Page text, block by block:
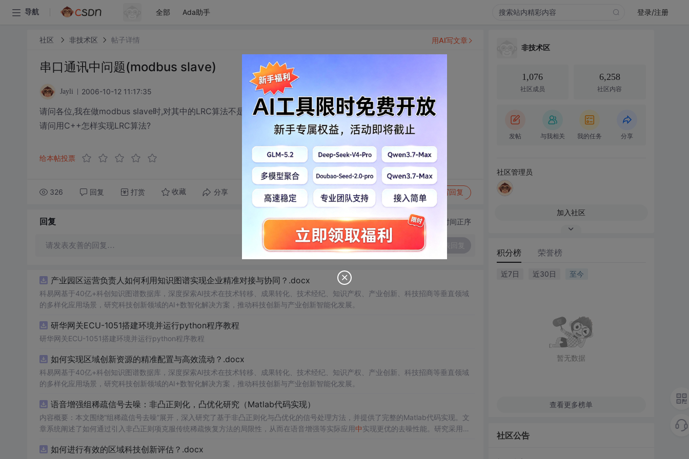
导航 全部 Ada助手 登录/注册
社区 非技术区 帖子详情
串口通讯中问题(modbus slave)
Jayli 2006-10-12 11:17:35
请问各位,我在做modbus slave时,对其中的LRC算法不是很清楚,我写了一个算法
请问用C++怎样实现LRC算法?
给本帖投票
326 回复 打赏 收藏 分享 转发到动态 举报 写回复
用AI写文章
回复 切换为时间正序
请发表友善的回复…
产业园区运营负责人如何利用知识图谱实现企业精准对接与协同？.docx
科易网基于40亿+科创知识图谱数据库，深度探索AI技术在技术转移、成果转化、技术经纪、知识产权、产业创新、科技招商等垂直领域
的多样化应用场景，研究科技创新领域的AI+数智化解决方案，推动科技创新与产业创新智能化发展。
研华网关ECU-1051搭建环境并运行python程序教程
研华网关ECU-1051搭建环境并运行python程序教程
如何实现区域创新资源的精准配置与高效流动？.docx
科易网基于40亿+科创知识图谱数据库，深度探索AI技术在技术转移、成果转化、技术经纪、知识产权、产业创新、科技招商等垂直领域
的多样化应用场景，研究科技创新领域的AI+数智化解决方案，推动科技创新与产业创新智能化发展。
语音增强组稀疏信号去噪：非凸正则化，凸优化研究（Matlab代码实现）
内容概要：本文围绕“组稀疏信号去噪”展开，深入研究了基于非凸正则化与凸优化的信号处理方法，并提供了完整的Matlab代码实现。文
章系统阐述了如何通过引入非凸正则项克服传统稀疏恢复方法的局限性，从而在语音增强等实际应用中实现更优的去噪性能。研究采用组
化为可通过凸优化技术求解的形式，并设计了高效的求解算法。通过全面的仿真实验，验证了该方法在提升信噪比和改善语音主观质量方
如何进行有效的区域科技创新评估？.docx
非技术区
1,076
社区成员
6,258
社区内容
发帖 与我相关 我的任务 分享
社区管理员
加入社区
积分榜 荣誉榜
近7日 近30日 至今
暂无数据
查看更多榜单
社区公告